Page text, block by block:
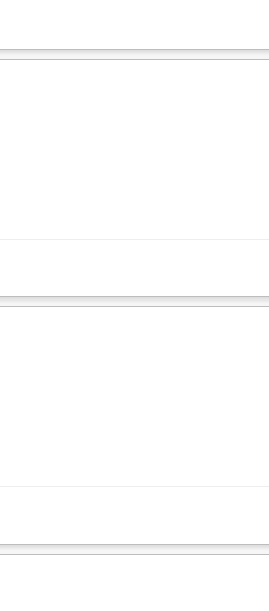
aktywne doradztwo. Przygotowywanie
aktywne doradztwo. Przygotowywanie
sprzedażową przy wsparciu opiekuna